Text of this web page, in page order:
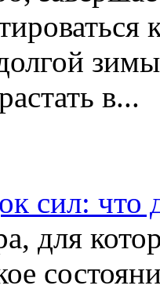
в...
сил: что
для